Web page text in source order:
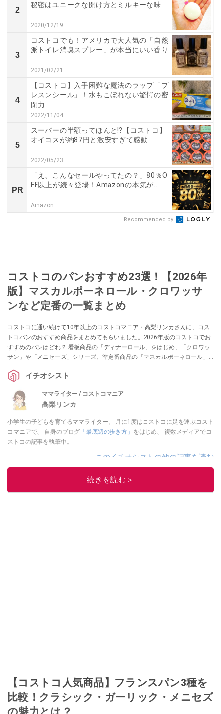
2
秘密はユニークな開け方とミルキーな味
2020/12/19
3
コストコでも！アメリカで大人気の「自然
派トイレ消臭スプレー」が本当にいい香り
2021/02/21
4
【コストコ】入手困難な魔法のラップ「プ
レスンシール」！水もこぼれない驚愕の密
閉力
2022/11/04
5
スーパーの半額ってほんと⁉【コストコ】
オイコスが約87円と激安すぎて感動
2022/05/23
PR
「え、こんなセールやってたの？」80％O
FF以上が続々登場！Amazonの本気が...
Amazon
Recommended by
コストコのパンおすすめ23選！【2026年
版】マスカルポーネロール・クロワッサ
ンなど定番の一覧まとめ
コストコに通い続けて10年以上のコストコマニア・高梨リンカさんに、コス
トコパンのおすすめ商品をまとめてもらいました。2026年版のコストコでお
すすめのパンはどれ？ 看板商品の「ディナーロール」をはじめ、「クロワッ
サン」や「メニセーズ」シリーズ、準定番商品の「マスカルポーネロール」
トコベーカリーで作っているパンだけでなく、国内・国外メーカーのパンも
イチオシスト
ママライター / コストコマニア
高梨リンカ
小学生の子どもを育てるママライター。 月に1度はコストコに足を運ぶコスト
コマニアで、 自身のブログ 「最底辺の歩き方」 をはじめ、 複数メディアでコ
ストコの記事を執筆中。
このイチオシストの他の記事を読む
続きを読む＞
【コストコ人気商品】フランスパン3種を
比較！クラシック・ガーリック・メニセズ
の魅力とは？